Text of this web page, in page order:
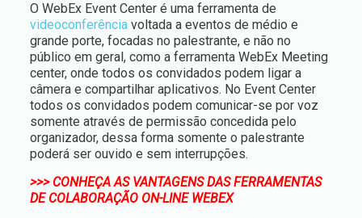
O WebEx Event Center é uma ferramenta de
videoconferênciavoltada a eventos de médio e
grande porte, focadas no palestrante, e não no
público em geral, como a ferramenta WebEx Meeting
center, onde todos os convidados podem ligar a
câmera e compartilhar aplicativos. No Event Center
todos os convidados podem comunicar-se por voz
somente através de permissão concedida pelo
organizador, dessa forma somente o palestrante
poderá ser ouvido e sem interrupções.
>>> CONHEÇA AS VANTAGENS DAS FERRAMENTAS
DE COLABORAÇÃO ON-LINE WEBEX